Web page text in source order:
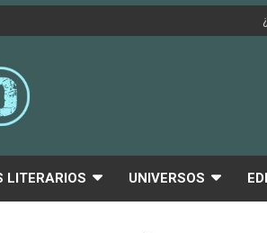
LITERARIOS UNIVERSOS